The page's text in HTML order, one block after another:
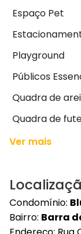
Espaço Pet
Playground
Públicos
Quadra de
Quadra de
Ver mais
Condomínio:
Bairro: Barra